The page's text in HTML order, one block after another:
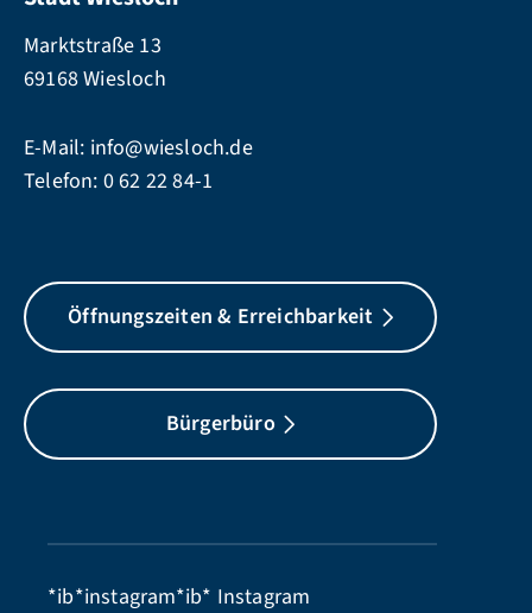
Marktstraße 13
69168 Wiesloch
E-Mail: info@wiesloch.de
Telefon: 0 62 22 84-1
Öffnungszeiten & Erreichbarkeit
Bürgerbüro
*ib*instagram*ib* Instagram